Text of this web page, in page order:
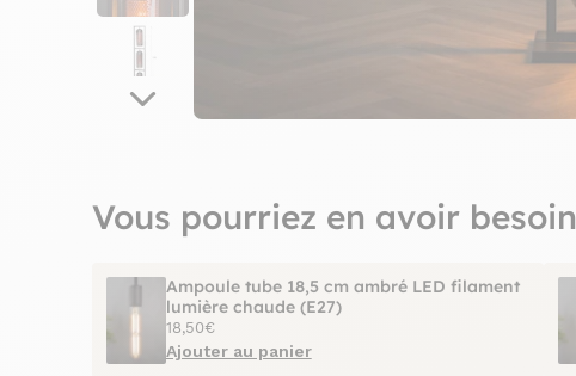
Vous pourriez en avoir besoin
Ampoule tube 18,5 cm ambré LED filament
lumière chaude (E27)
18,50€
Ajouter au panier